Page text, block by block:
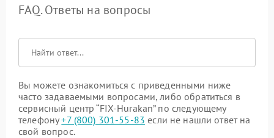
FAQ. Ответы на вопросы
Вы можете ознакомиться с приведенными ниже
часто задаваемыми вопросами, либо обратиться в
сервисный центр “FIX-Hurakan” по следующему
телефону+7 (800) 301-55-83 если не нашли ответ на
свой вопрос.